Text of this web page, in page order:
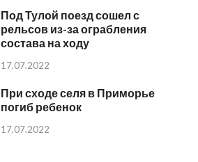
Под Тулой поезд сошел с
рельсов из-за ограбления
состава на ходу
17.07.2022
При сходе селя в Приморье
погиб ребенок
17.07.2022